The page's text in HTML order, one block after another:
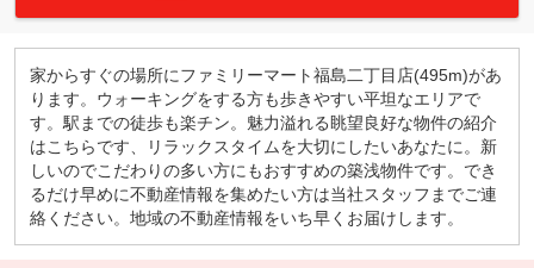
家からすぐの場所にファミリーマート福島二丁目店(495m)があ
ります。ウォーキングをする方も歩きやすい平坦なエリアで
す。駅までの徒歩も楽チン。魅力溢れる眺望良好な物件の紹介
はこちらです、リラックスタイムを大切にしたいあなたに。新
しいのでこだわりの多い方にもおすすめの築浅物件です。でき
るだけ早めに不動産情報を集めたい方は当社スタッフまでご連
絡ください。地域の不動産情報をいち早くお届けします。